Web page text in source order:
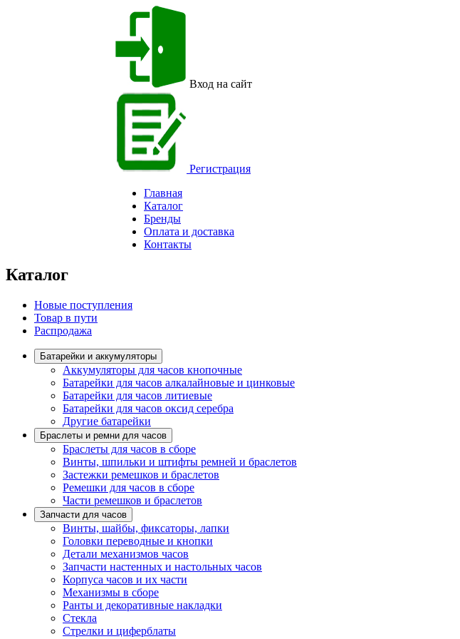
Вход на сайт
Регистрация
Главная
Каталог
Бренды
Оплата и доставка
Контакты
Каталог
Новые поступления
Товар в пути
Распродажа
Батарейки и аккумуляторы
Аккумуляторы для часов кнопочные
Батарейки для часов алкалайновые и цинковые
Батарейки для часов литиевые
Батарейки для часов оксид серебра
Другие батарейки
Браслеты и ремни для часов
Браслеты для часов в сборе
Винты, шпильки и штифты ремней и браслетов
Застежки ремешков и браслетов
Ремешки для часов в сборе
Части ремешков и браслетов
Запчасти для часов
Винты, шайбы, фиксаторы, лапки
Головки переводные и кнопки
Детали механизмов часов
Запчасти настенных и настольных часов
Корпуса часов и их части
Механизмы в сборе
Ранты и декоративные накладки
Стекла
Стрелки и циферблаты